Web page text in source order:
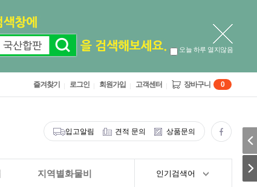
오늘 하루 열지않음
즐겨찾기 로그인 회원가입 고객센터 장바구니 0
입고알림 견적 문의 상품문의
지역별화물비 인기검색어